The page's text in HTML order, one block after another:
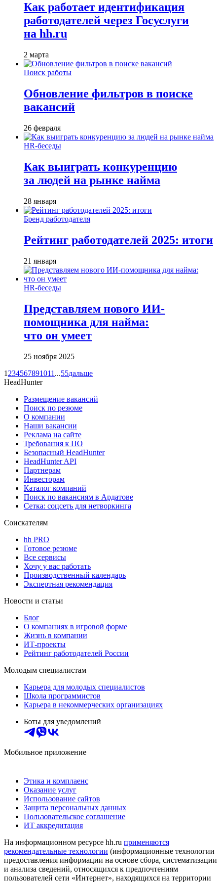
Как работает идентификация
работодателей через Госуслуги
на hh.ru
2 марта
Поиск работы
Обновление фильтров в поиске
вакансий
26 февраля
HR-беседы
Как выиграть конкуренцию
за людей на рынке найма
28 января
Бренд работодателя
Рейтинг работодателей 2025: итоги
21 января
HR-беседы
Представляем нового ИИ-
помощника для найма:
что он умеет
25 ноября 2025
1 234567891011 ...55дальше
HeadHunter
Размещение вакансий
Поиск по резюме
О компании
Наши вакансии
Реклама на сайте
Требования к ПО
Безопасный HeadHunter
HeadHunter API
Партнерам
Инвесторам
Каталог компаний
Поиск по вакансиям в Ардатове
Сетка: соцсеть для нетворкинга
Соискателям
hh PRO
Готовое резюме
Все сервисы
Хочу у вас работать
Производственный календарь
Экспертная рекомендация
Новости и статьи
Блог
О компаниях в игровой форме
Жизнь в компании
ИТ-проекты
Рейтинг работодателей России
Молодым специалистам
Карьера для молодых специалистов
Школа программистов
Карьера в некоммерческих организациях
Боты для уведомлений
Мобильное приложение
Этика и комплаенс
Оказание услуг
Использование сайтов
Защита персональных данных
Пользовательское соглашение
ИТ аккредитация
На информационном ресурсе hh.ru применяются
рекомендательные технологии (информационные технологии
предоставления информации на основе сбора, систематизации
и анализа сведений, относящихся к предпочтениям
пользователей сети «Интернет», находящихся на территории